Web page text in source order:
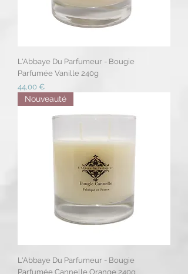
L'Abbaye Du Parfumeur - Bougie
Parfumée Vanille 240g
Prix
44,00 €
Nouveauté
L'Abbaye Du Parfumeur - Bougie
Parfumée Cannelle Orange 240g